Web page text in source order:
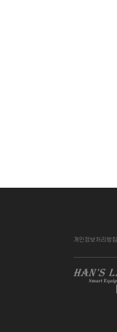
개인정보처리방침